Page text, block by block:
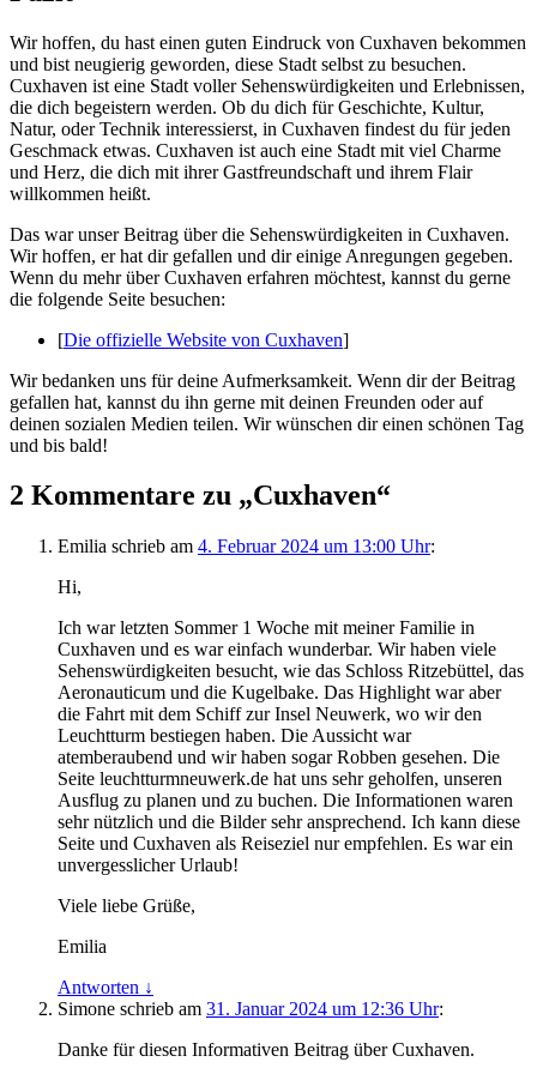
Wir hoffen, du hast einen guten Eindruck von Cuxhaven bekommen
und bist neugierig geworden, diese Stadt selbst zu besuchen.
Cuxhaven ist eine Stadt voller Sehenswürdigkeiten und Erlebnissen,
die dich begeistern werden. Ob du dich für Geschichte, Kultur,
Natur, oder Technik interessierst, in Cuxhaven findest du für jeden
Geschmack etwas. Cuxhaven ist auch eine Stadt mit viel Charme
und Herz, die dich mit ihrer Gastfreundschaft und ihrem Flair
willkommen heißt.
Das war unser Beitrag über die Sehenswürdigkeiten in Cuxhaven.
Wir hoffen, er hat dir gefallen und dir einige Anregungen gegeben.
Wenn du mehr über Cuxhaven erfahren möchtest, kannst du gerne
die folgende Seite besuchen:
[Die offizielle Website von Cuxhaven]
Wir bedanken uns für deine Aufmerksamkeit. Wenn dir der Beitrag
gefallen hat, kannst du ihn gerne mit deinen Freunden oder auf
deinen sozialen Medien teilen. Wir wünschen dir einen schönen Tag
und bis bald!
2 Kommentare zu „Cuxhaven“
Emilia schrieb am 4. Februar 2024 um 13:00 Uhr:
Hi,
Ich war letzten Sommer 1 Woche mit meiner Familie in
Cuxhaven und es war einfach wunderbar. Wir haben viele
Sehenswürdigkeiten besucht, wie das Schloss Ritzebüttel, das
Aeronauticum und die Kugelbake. Das Highlight war aber
die Fahrt mit dem Schiff zur Insel Neuwerk, wo wir den
Leuchtturm bestiegen haben. Die Aussicht war
atemberaubend und wir haben sogar Robben gesehen. Die
Seite leuchtturmneuwerk.de hat uns sehr geholfen, unseren
Ausflug zu planen und zu buchen. Die Informationen waren
sehr nützlich und die Bilder sehr ansprechend. Ich kann diese
Seite und Cuxhaven als Reiseziel nur empfehlen. Es war ein
unvergesslicher Urlaub!
Viele liebe Grüße,
Emilia
Antworten ↓
Simone schrieb am 31. Januar 2024 um 12:36 Uhr:
Danke für diesen Informativen Beitrag über Cuxhaven.